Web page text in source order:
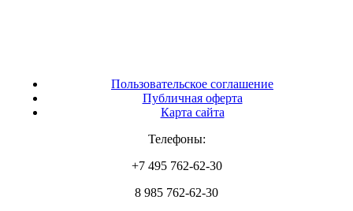
Пользовательское соглашение
Публичная оферта
Карта сайта
Телефоны:
+7 495 762-62-30
8 985 762-62-30